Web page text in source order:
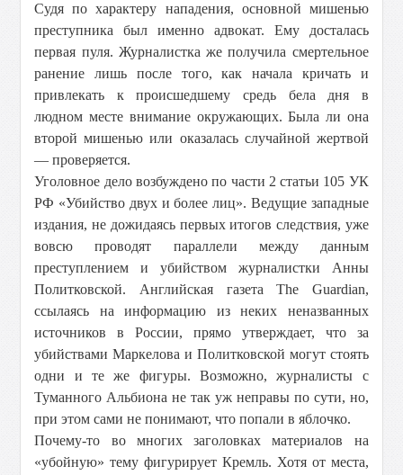
Судя по характеру нападения, основной мишенью
преступника был именно адвокат. Ему досталась
первая пуля. Журналистка же получила смертельное
ранение лишь после того, как начала кричать и
привлекать к происшедшему средь бела дня в
людном месте внимание окружающих. Была ли она
второй мишенью или оказалась случайной жертвой
— проверяется.
Уголовное дело возбуждено по части 2 статьи 105 УК
РФ «Убийство двух и более лиц». Ведущие западные
издания, не дожидаясь первых итогов следствия, уже
вовсю проводят параллели между данным
преступлением и убийством журналистки Анны
Политковской. Английская газета The Guardian,
ссылаясь на информацию из неких неназванных
источников в России, прямо утверждает, что за
убийствами Маркелова и Политковской могут стоять
одни и те же фигуры. Возможно, журналисты с
Туманного Альбиона не так уж неправы по сути, но,
при этом сами не понимают, что попали в яблочко.
Почему-то во многих заголовках материалов на
«убойную» тему фигурирует Кремль. Хотя от места,